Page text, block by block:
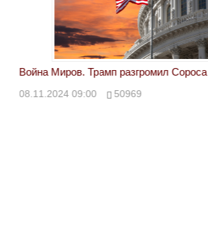
Война Миров. Трамп разгромил Сороса
08.11.2024 09:00 50969